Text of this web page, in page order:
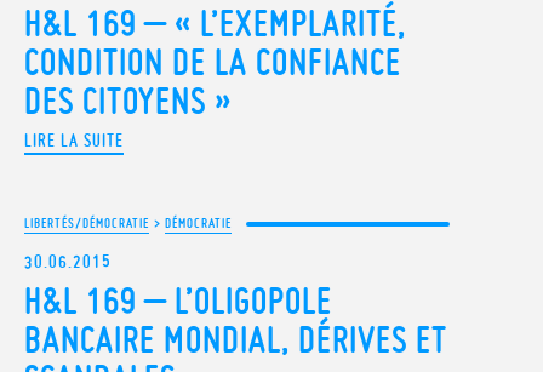
H&L 169 – « L’EXEMPLARITÉ,
CONDITION DE LA CONFIANCE
DES CITOYENS »
LIRE LA SUITE
LIBERTÉS/DÉMOCRATIE > DÉMOCRATIE
30.06.2015
H&L 169 – L’OLIGOPOLE
BANCAIRE MONDIAL, DÉRIVES ET